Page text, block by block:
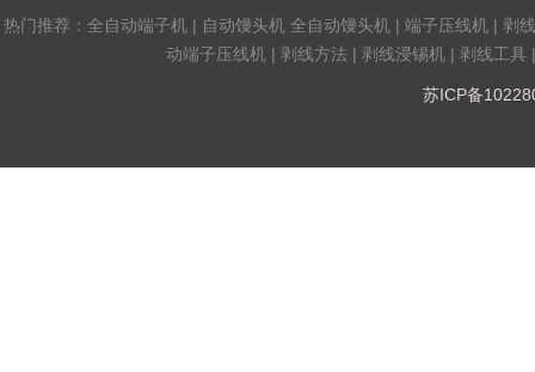
热门推荐： 全自动端子机 | 自动馒头机 全自动馒头机 | 端子压线机 | 剥
动端子压线机 | 剥线方法 | 剥线浸锡机 | 剥线工具 |
苏ICP备